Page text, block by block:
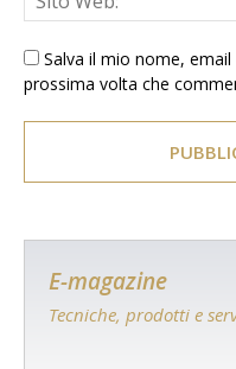
Salva il mio nome,
prossima volta che
E-magazine
Tecniche, prodotti e